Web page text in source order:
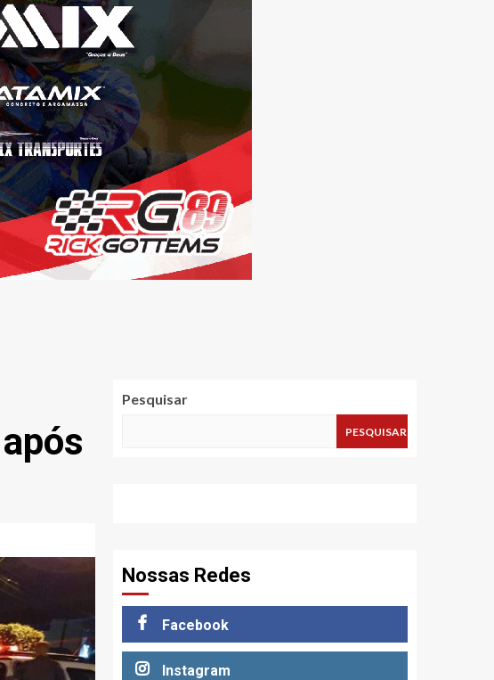
Pesquisar
PESQUISAR
Nossas Redes
Facebook
Instagram